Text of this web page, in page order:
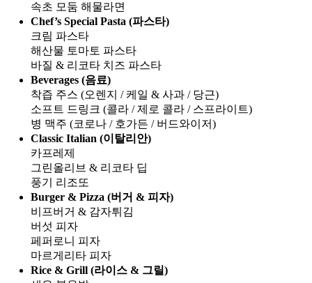
속초 모둠 해물라면
Chef’s Special Pasta (파스타)
크림 파스타
해산물 토마토 파스타
바질 & 리코타 치즈 파스타
Beverages (음료)
착즙 주스 (오렌지 / 케일 & 사과 / 당근)
소프트 드링크 (콜라 / 제로 콜라 / 스프라이트)
병 맥주 (코로나 / 호가든 / 버드와이저)
Classic Italian (이탈리안)
카프레제
그린올리브 & 리코타 딥
풍기 리조또
Burger & Pizza (버거 & 피자)
비프버거 & 감자튀김
버섯 피자
페퍼로니 피자
마르게리타 피자
Rice & Grill (라이스 & 그릴)